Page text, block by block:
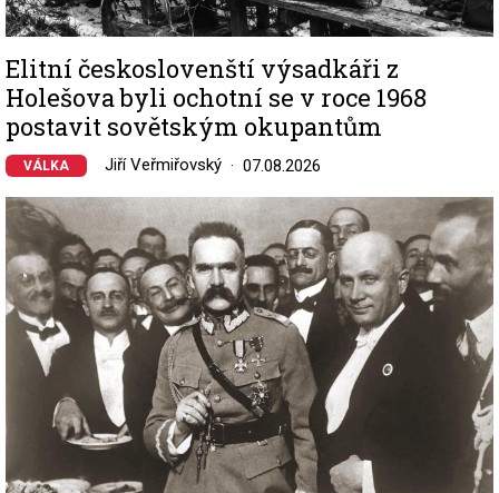
Elitní českoslovenští výsadkáři z
Holešova byli ochotní se v roce 1968
postavit sovětským okupantům
VÁLKA Jiří Veřmiřovský 07.08.2026
Image